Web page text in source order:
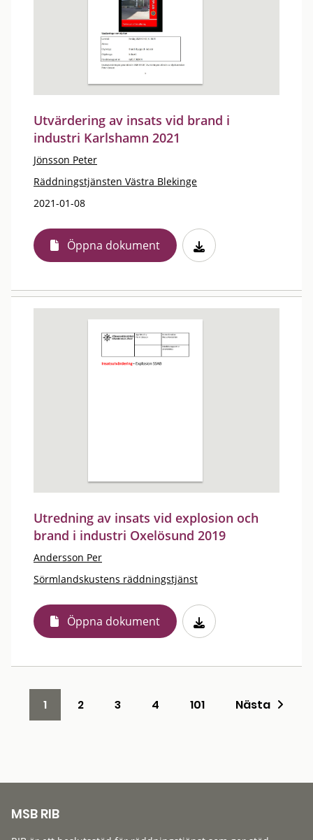
Utvärdering av insats vid brand i
industri Karlshamn 2021
Jönsson Peter
Räddningstjänsten Västra Blekinge
2021-01-08
Öppna dokument
Utredning av insats vid explosion och
brand i industri Oxelösund 2019
Andersson Per
Sörmlandskustens räddningstjänst
Öppna dokument
1 2 3 4 101 Nästa
MSB RIB